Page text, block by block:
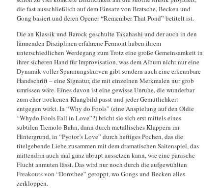
die fast ausschließlich auf dem Einsatz von Bratsche, Becken und
Gong basiert und deren Opener “Remember That Pond” betitelt ist.
Die an Klassik und Barock geschulte Takahashi und der auch in den
lärmenden Disziplinen erfahrene Fermont haben ihrem
unterschiedlichen Werdegang zum Trotz eine große Gemeinsamkeit in
ihrer sicheren Hand für Improvisation, was dem Album nicht nur eine
Dynamik voller Spannungskurven gibt sondern auch eine erkennbare
Handschrift – eine Signatur, die mit einzelnen Merkmalen nur grob
umrissen wäre. Eines davon ist eine gewisse Unruhe, die wunderbar
zum eher trockenen Klangbild passt und jeder Gemütlichkeit
entgegen wirkt. In “Why do Fools” (eine Anspielung auf den Oldie
“Whydo Fools Fall in Love”?) bricht sie sich erst mittels eines
subtilen Tremolo Bahn, dann durch metallisches Klappern im
Hintergrund, in “Pyotor’s Love” durch heftiges Pochen, das die
titelgebende Liebe zusammen mit dem dramatischen Saitenspiel, das
mittendrin auch mal ganz abrupt aussetzen kann, wie eine panische
Flucht anmuten lässt. Das wird nur noch durch die aufgewühlten
Freakouts von “Dorothee” getoppt, wo Gongs und Becken alles
zerkloppen.